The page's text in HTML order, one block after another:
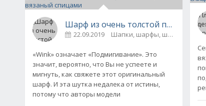
Шарф из очень толстой пряжи
22.09.2019 Шапки, шарфы, шали, снуды и
«Wink» означает «Подмигивание». Это
значит, вероятно, что Вы не успеете и
мигнуть, как свяжете этот оригинальный
шарф. И эта шутка недалека от истины,
потому что авторы модели